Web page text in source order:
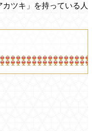
ツキ」を持っている人